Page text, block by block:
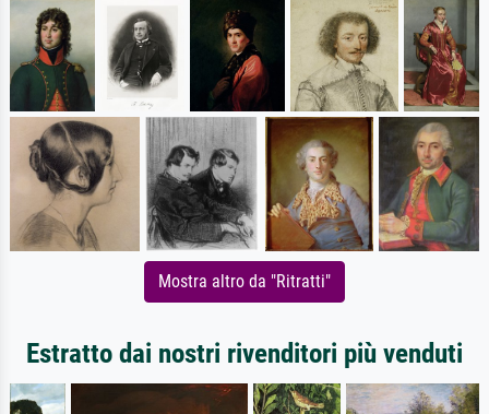
Mostra altro da "Ritratti"
Estratto dai nostri rivenditori più venduti